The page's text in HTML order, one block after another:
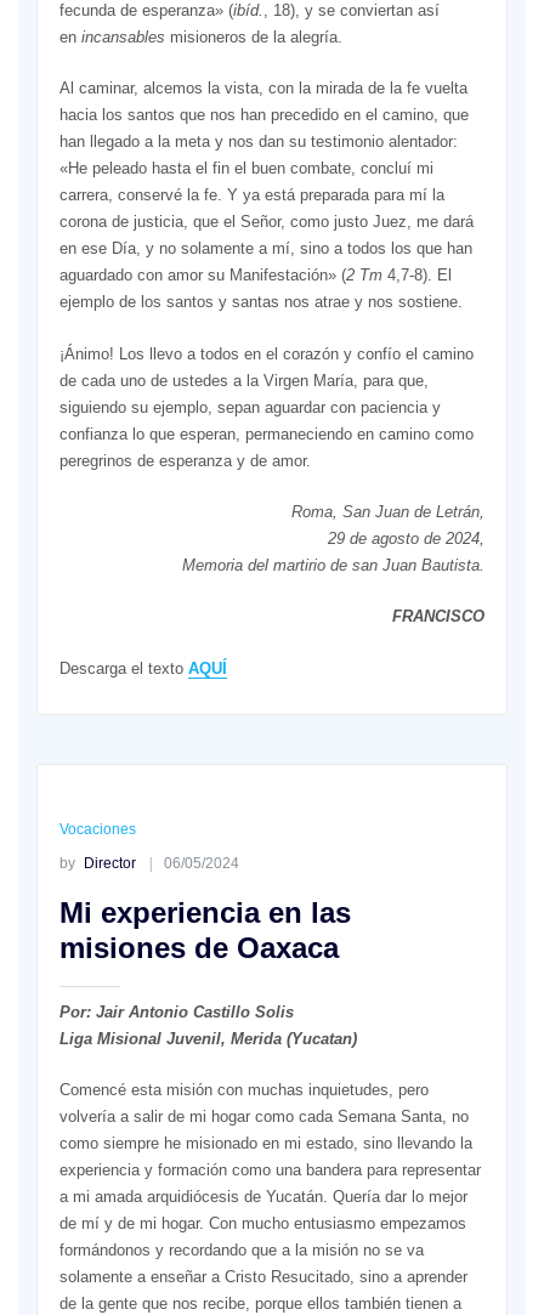
fecunda de esperanza» (ibíd. , 18), y se conviertan así
en incansables misioneros de la alegría.
Al caminar, alcemos la vista, con la mirada de la fe vuelta
hacia los santos que nos han precedido en el camino, que
han llegado a la meta y nos dan su testimonio alentador:
«He peleado hasta el fin el buen combate, concluí mi
carrera, conservé la fe. Y ya está preparada para mí la
corona de justicia, que el Señor, como justo Juez, me dará
en ese Día, y no solamente a mí, sino a todos los que han
aguardado con amor su Manifestación» (2 Tm4,7-8). El
ejemplo de los santos y santas nos atrae y nos sostiene.
¡Ánimo! Los llevo a todos en el corazón y confío el camino
de cada uno de ustedes a la Virgen María, para que,
siguiendo su ejemplo, sepan aguardar con paciencia y
confianza lo que esperan, permaneciendo en camino como
peregrinos de esperanza y de amor.
Roma, San Juan de Letrán,
29 de agosto de 2024,
Memoria del martirio de san Juan Bautista.
FRANCISCO
Descarga el texto AQUÍ
Vocaciones
by Director 06/05/2024
Mi experiencia en las
misiones de Oaxaca
Por: Jair Antonio Castillo Solis
Liga Misional Juvenil, Merida (Yucatan)
Comencé esta misión con muchas inquietudes, pero
volvería a salir de mi hogar como cada Semana Santa, no
como siempre he misionado en mi estado, sino llevando la
experiencia y formación como una bandera para representar
a mi amada arquidiócesis de Yucatán. Quería dar lo mejor
de mí y de mi hogar. Con mucho entusiasmo empezamos
formándonos y recordando que a la misión no se va
solamente a enseñar a Cristo Resucitado, sino a aprender
de la gente que nos recibe, porque ellos también tienen a